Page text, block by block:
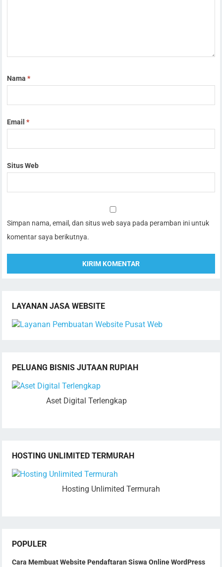
Nama*
Email*
Situs Web
Simpan nama, email, dan situs web saya pada peramban ini untuk
komentar saya berikutnya.
LAYANAN JASA WEBSITE
PELUANG BISNIS JUTAAN RUPIAH
Aset Digital Terlengkap
HOSTING UNLIMITED TERMURAH
Hosting Unlimited Termurah
POPULER
Cara Membuat Website Pendaftaran Siswa Online WordPress